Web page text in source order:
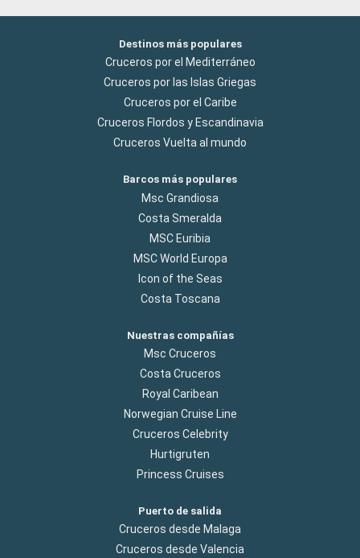
Destinos más populares
Cruceros por el Mediterráneo
Cruceros por las Islas Griegas
Cruceros por el Caribe
Cruceros Flordos y Escandinavia
Cruceros Vuelta al mundo
Barcos más populares
Msc Grandiosa
Costa Smeralda
MSC Euribia
MSC World Europa
Icon of the Seas
Costa Toscana
Nuestras compañías
Msc Cruceros
Costa Cruceros
Royal Caribean
Norwegian Cruise Line
Cruceros Celebrity
Hurtigruten
Princess Cruises
Puerto de salida
Cruceros desde Malaga
Cruceros desde Valencia